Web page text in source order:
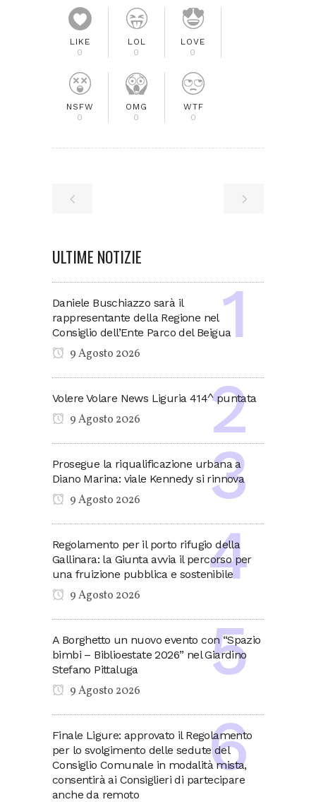
LIKE
0
LOL
0
LOVE
0
NSFW
0
OMG
0
WTF
0
ULTIME NOTIZIE
Daniele Buschiazzo sarà il
rappresentante della Regione nel
Consiglio dell’Ente Parco del Beigua
9 Agosto 2026
Volere Volare News Liguria 414^ puntata
9 Agosto 2026
Prosegue la riqualificazione urbana a
Diano Marina: viale Kennedy si rinnova
9 Agosto 2026
Regolamento per il porto rifugio della
Gallinara: la Giunta avvia il percorso per
una fruizione pubblica e sostenibile
9 Agosto 2026
A Borghetto un nuovo evento con “Spazio
bimbi – Biblioestate 2026” nel Giardino
Stefano Pittaluga
9 Agosto 2026
Finale Ligure: approvato il Regolamento
per lo svolgimento delle sedute del
Consiglio Comunale in modalità mista,
consentirà ai Consiglieri di partecipare
anche da remoto